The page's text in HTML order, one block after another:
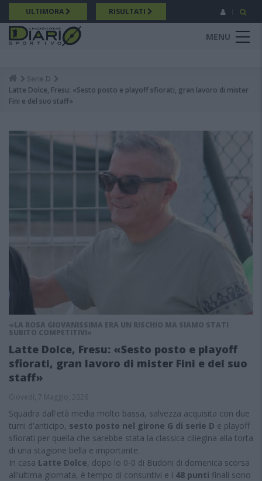
Salta
al
contenuto
principale
ULTIMORA RISULTATI
MENU
Breadcrumb
Serie D
Latte Dolce, Fresu: «Sesto posto e playoff sfiorati, gran lavoro di mister
Fini e del suo staff»
«LA ROSA GIOVANISSIMA ERA UN RISCHIO MA SIAMO STATI
SUBITO COMPETITIVI»
Latte Dolce, Fresu: «Sesto posto e playoff
sfiorati, gran lavoro di mister Fini e del suo
staff»
Giovedì, 7 Maggio, 2026
Squadra dall'età media molto bassa, salvezza acquisita con due
turni d'anticipo, sesto posto nel girone G di serie D e playoff
sfiorati per quella che sarebbe stata la classica ciliegina alla torta
di una stagione bella e importante.
In casa Latte Dolce, dopo lo 0-0 di Budoni di domenica scorsa
all'ultima giornata, è tempo di consuntivi e i 48 punti finali sono